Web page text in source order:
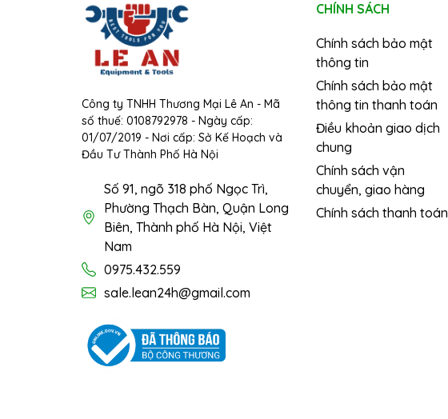
Công ty TNHH Thương Mại Lê An - Mã
số thuế: 0108792978 - Ngày cấp:
01/07/2019 - Nơi cấp: Sở Kế Hoạch và
Đầu Tư Thành Phố Hà Nội
Số 91, ngõ 318 phố Ngọc Trì,
Phường Thạch Bàn, Quận Long
Biên, Thành phố Hà Nội, Việt
Nam
0975.432.559
sale.lean24h@gmail.com
CHÍNH SÁCH
Chính sách bảo mật
thông tin
Chính sách bảo mật
thông tin thanh toán
Điều khoản giao dịch
chung
Chính sách vận
chuyển, giao hàng
Chính sách thanh toán